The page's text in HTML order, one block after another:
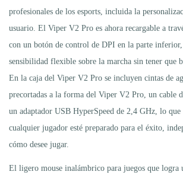
profesionales de los esports, incluida la
usuario. El Viper V2 Pro es ahora recargable a
con un botón de control de DPI en la parte
sensibilidad flexible sobre la marcha sin tener que
En la caja del Viper V2 Pro se incluyen cintas de
precortadas a la forma del Viper V2 Pro, un cable
un adaptador USB HyperSpeed de 2,4 GHz, lo que
cualquier jugador esté preparado para el éxito,
cómo desee jugar.
El ligero mouse inalámbrico para juegos que logra